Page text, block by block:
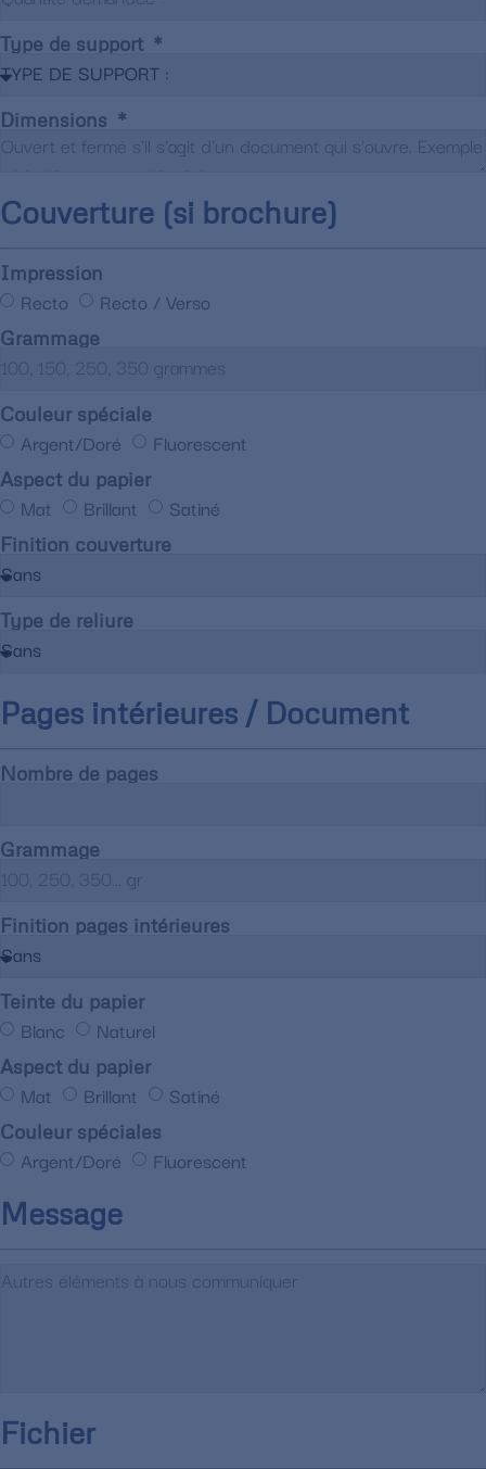
Type de support
Dimensions
Couverture (si brochure)
Impression
Recto Recto / Verso
Grammage
Couleur spéciale
Argent/Doré Fluorescent
Aspect du papier
Mat Brillant Satiné
Finition couverture
Type de reliure
Pages intérieures / Document
Nombre de pages
Grammage
Finition pages intérieures
Teinte du papier
Blanc Naturel
Aspect du papier
Mat Brillant Satiné
Couleur spéciales
Argent/Doré Fluorescent
Message
Fichier